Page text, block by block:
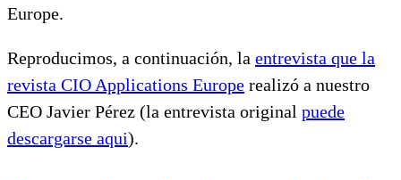
Europe.
Reproducimos, a continuación, la entrevista que la
revista CIO Applications Europe realizó a nuestro
CEO Javier Pérez (la entrevista original puede
descargarse aqui).